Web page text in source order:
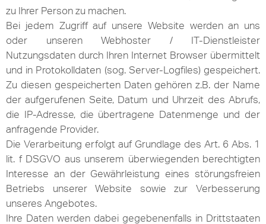
zu Ihrer Person zu machen.
Bei jedem Zugriff auf unsere Website werden an uns
oder unseren Webhoster / IT-Dienstleister
Nutzungsdaten durch Ihren Internet Browser übermittelt
und in Protokolldaten (sog. Server-Logfiles) gespeichert.
Zu diesen gespeicherten Daten gehören z.B. der Name
der aufgerufenen Seite, Datum und Uhrzeit des Abrufs,
die IP-Adresse, die übertragene Datenmenge und der
anfragende Provider.
Die Verarbeitung erfolgt auf Grundlage des Art. 6 Abs. 1
lit. f DSGVO aus unserem überwiegenden berechtigten
Interesse an der Gewährleistung eines störungsfreien
Betriebs unserer Website sowie zur Verbesserung
unseres Angebotes.
Ihre Daten werden dabei gegebenenfalls in Drittstaaten